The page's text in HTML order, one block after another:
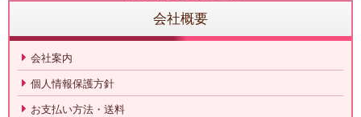
会社概要
会社案内
個人情報保護方針
お支払い方法・送料